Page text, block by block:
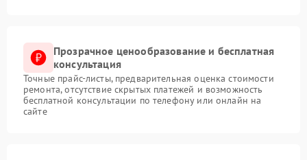
Прозрачное ценообразование и бесплатная
консультация
Точные прайс-листы, предварительная оценка стоимости
ремонта, отсутствие скрытых платежей и возможность
бесплатной консультации по телефону или онлайн на
сайте